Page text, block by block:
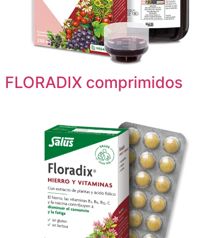
FLORADIX comprimidos